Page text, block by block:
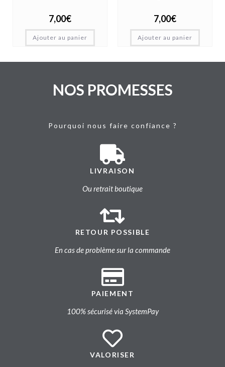
7,00€
Ajouter au panier
7,00€
Ajouter au panier
NOS PROMESSES
Pourquoi nous faire confiance ?
LIVRAISON
Ou retrait boutique
RETOUR POSSIBLE
En cas de problème sur la commande
PAIEMENT
100% sécurisé via SystemPay
VALORISER